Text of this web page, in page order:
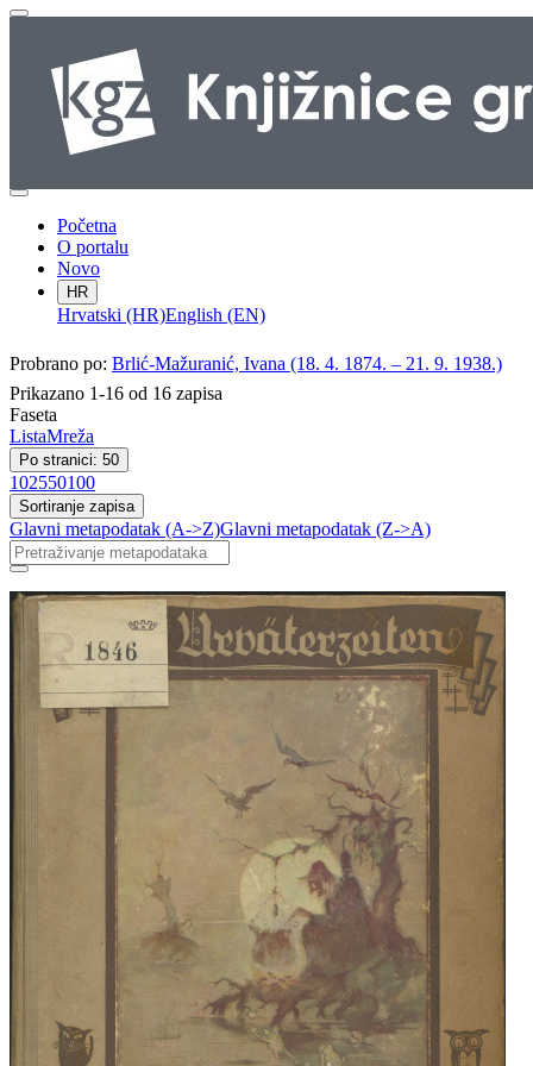
Početna
O portalu
Novo
HR
Hrvatski (HR)English (EN)
Probrano po: Brlić-Mažuranić, Ivana (18. 4. 1874. – 21. 9. 1938.)
Prikazano 1-16 od 16 zapisa
Faseta
ListaMreža
Po stranici: 50
102550100
Sortiranje zapisa
Glavni metapodatak (A->Z)Glavni metapodatak (Z->A)